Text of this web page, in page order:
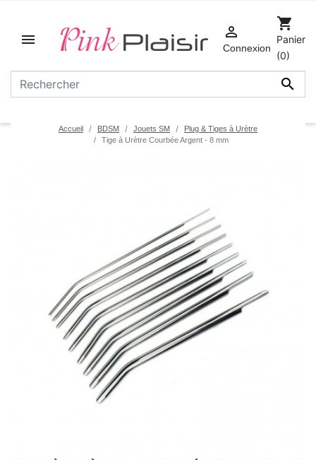



Connexion
shopping_cart
Panier
(0)
Accueil BDSM Jouets SM
Plug & Tiges à Urètre
Tige à Urètre Courbée Argent - 8 mm